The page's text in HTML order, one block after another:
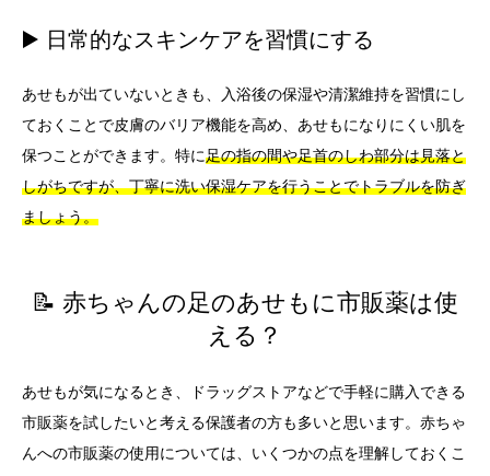
▶️ 日常的なスキンケアを習慣にする
あせもが出ていないときも、入浴後の保湿や清潔維持を習慣にし
ておくことで皮膚のバリア機能を高め、あせもになりにくい肌を
保つことができます。特に足の指の間や足首のしわ部分は見落と
しがちですが、丁寧に洗い保湿ケアを行うことでトラブルを防ぎ
ましょう。
📝 赤ちゃんの足のあせもに市販薬は使
える？
あせもが気になるとき、ドラッグストアなどで手軽に購入できる
市販薬を試したいと考える保護者の方も多いと思います。赤ちゃ
んへの市販薬の使用については、いくつかの点を理解しておくこ